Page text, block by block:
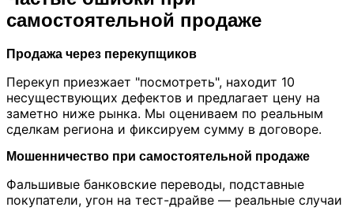
самостоятельной продаже
Продажа через перекупщиков
Перекуп приезжает "посмотреть", находит 10
несуществующих дефектов и предлагает цену на
заметно ниже рынка. Мы оцениваем по реальным
сделкам региона и фиксируем сумму в договоре.
Мошенничество при самостоятельной продаже
Фальшивые банковские переводы, подставные
покупатели, угон на тест-драйве — реальные случаи